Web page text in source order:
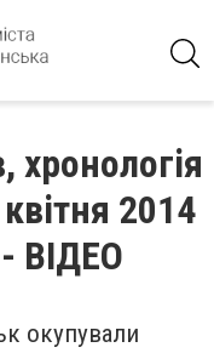
хронологія
2014
ВІДЕО
окупували